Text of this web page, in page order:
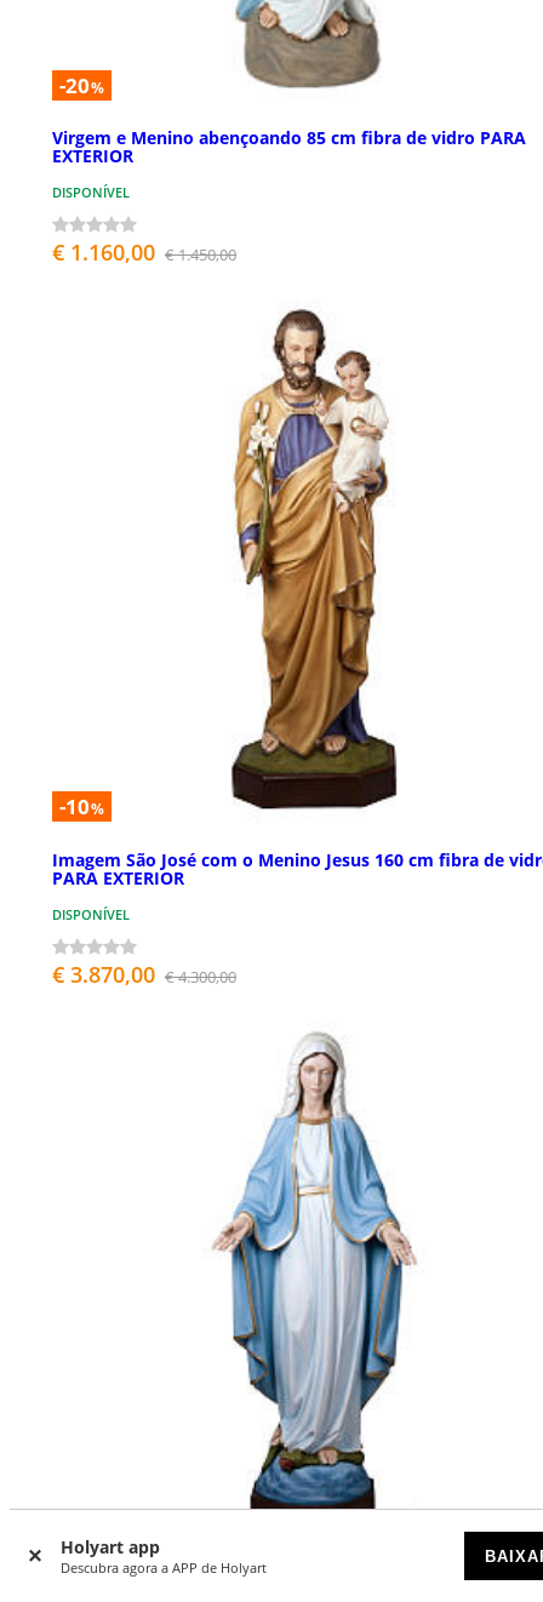
Holyart app
Descubra agora a APP de Holyart
-20%
Virgem e Menino abençoando 85 cm fibra de vidro PARA
EXTERIOR
DISPONÍVEL
€ 1.160,00 € 1.450,00
-10%
Imagem São José com o Menino Jesus 160 cm fibra de
PARA EXTERIOR
DISPONÍVEL
€ 3.870,00 € 4.300,00
Nossa Senhora Milagrosa 160 cm fibra de vidro PARA